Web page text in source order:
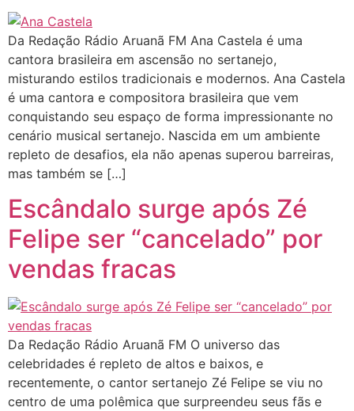
Da Redação Rádio Aruanã FM Ana Castela é uma
cantora brasileira em ascensão no sertanejo,
misturando estilos tradicionais e modernos. Ana Castela
é uma cantora e compositora brasileira que vem
conquistando seu espaço de forma impressionante no
cenário musical sertanejo. Nascida em um ambiente
repleto de desafios, ela não apenas superou barreiras,
mas também se […]
Escândalo surge após Zé
Felipe ser “cancelado” por
vendas fracas
Da Redação Rádio Aruanã FM O universo das
celebridades é repleto de altos e baixos, e
recentemente, o cantor sertanejo Zé Felipe se viu no
centro de uma polêmica que surpreendeu seus fãs e